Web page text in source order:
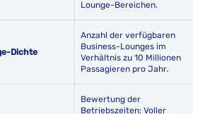
Lounge-Bereichen.
Dichte
Anzahl der verfügbaren
Business-Lounges im
Verhältnis zu 10 Millionen
Passagieren pro Jahr.
Bewertung der
Betriebszeiten: Voller